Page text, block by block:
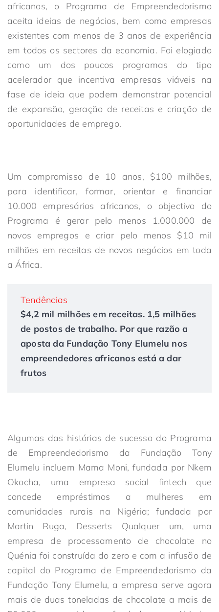
africanos, o Programa de Empreendedorismo
aceita ideias de negócios, bem como empresas
existentes com menos de 3 anos de experiência
em todos os sectores da economia. Foi elogiado
como um dos poucos programas do tipo
acelerador que incentiva empresas viáveis na
fase de ideia que podem demonstrar potencial
de expansão, geração de receitas e criação de
oportunidades de emprego.
Um compromisso de 10 anos, $100 milhões,
para identificar, formar, orientar e financiar
10.000 empresários africanos, o objectivo do
Programa é gerar pelo menos 1.000.000 de
novos empregos e criar pelo menos $10 mil
milhões em receitas de novos negócios em toda
a África.
Tendências
$4,2 mil milhões em receitas. 1,5 milhões
de postos de trabalho. Por que razão a
aposta da Fundação Tony Elumelu nos
empreendedores africanos está a dar
frutos
Algumas das histórias de sucesso do Programa
de Empreendedorismo da Fundação Tony
Elumelu incluem Mama Moni, fundada por Nkem
Okocha, uma empresa social fintech que
concede empréstimos a mulheres em
comunidades rurais na Nigéria; fundada por
Martin Ruga, Desserts Qualquer um, uma
empresa de processamento de chocolate no
Quénia foi construída do zero e com a infusão de
capital do Programa de Empreendedorismo da
Fundação Tony Elumelu, a empresa serve agora
mais de duas toneladas de chocolate a mais de